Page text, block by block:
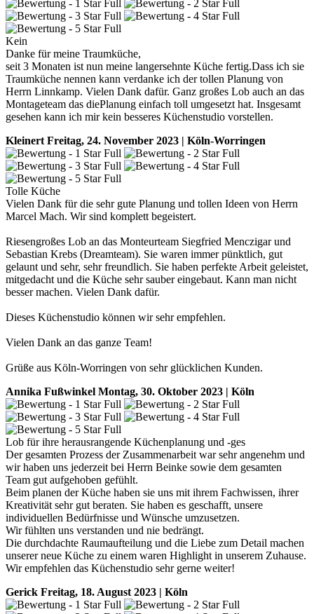
Kein
Danke für meine Traumküche,
seit 3 Monaten ist nun meine langersehnte Küche fertig.Dass ich sie
Traumküche nennen kann verdanke ich der tollen Planung von
Herrn Linnkamp. Vielen Dank dafür. Ganz großes Lob auch an das
Montageteam das diePlanung einfach toll umgesetzt hat. Insgesamt
gesehen kann ich mir kein besseres Küchenstudio vorstellen.
Kleinert Freitag, 24. November 2023 | Köln-Worringen
Tolle Küche
Vielen Dank für die sehr gute Planung und tollen Ideen von Herrn
Marcel Mach. Wir sind komplett begeistert.
Riesengroßes Lob an das Monteurteam Siegfried Menczigar und
Sebastian Krebs (Dreamteam). Sie waren immer pünktlich, gut
gelaunt und sehr, sehr freundlich. Sie haben perfekte Arbeit geleistet,
mitgedacht und die Küche sehr sauber eingebaut. Kann man nicht
besser machen. Vielen Dank dafür.
Dieses Küchenstudio können wir sehr empfehlen.
Vielen Dank an das ganze Team!
Grüße aus Köln-Worringen von sehr glücklichen Kunden.
Annika Fußwinkel Montag, 30. Oktober 2023 | Köln
Lob für ihre herausrangende Küchenplanung und -ges
Der gesamten Prozess der Zusammenarbeit war sehr angenehm und
wir haben uns jederzeit bei Herrn Beinke sowie dem gesamten
Team gut aufgehoben gefühlt.
Beim planen der Küche haben sie uns mit ihrem Fachwissen, ihrer
Kreativität sehr gut beraten. Sie haben es geschafft, unsere
individuellen Bedürfnisse und Wünsche umzusetzen.
Wir fühlten uns verstanden und nie bedrängt.
Die durchdachte Raumaufteilung und die Liebe zum Detail machen
unserer neue Küche zu einem waren Highlight in unserem Zuhause.
Wir empfehlen das Küchenstudio sehr gerne weiter!
Gerick Freitag, 18. August 2023 | Köln